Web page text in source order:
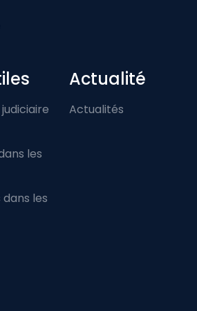
les
les
Actualité
Actualités